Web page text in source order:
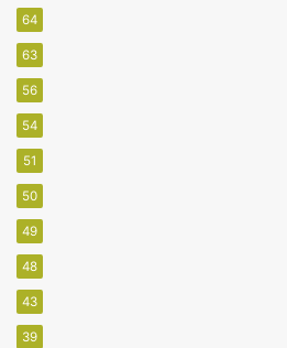
64
63
56
54
51
50
49
48
43
39